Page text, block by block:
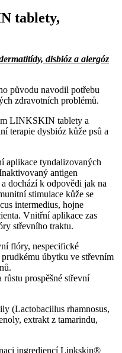
tablety,
disbióz a alergóz
původu navodil potřebu
zdravotních problémů.
LINKSKIN tablety a
terapie dysbióz kůže psů a
aplikace tyndalizovaných
antigen
dochází k odpovědi jak na
stimulace kůže se
intermedius, hojne
Vnitřní aplikace zas
střevního traktu.
flóry, nespecifické
úbytku ve střevním
růstu prospěšné střevní
(Lactobacillus rhamnosus,
extrakt z tamarindu,
ingrediencí Linkskin®